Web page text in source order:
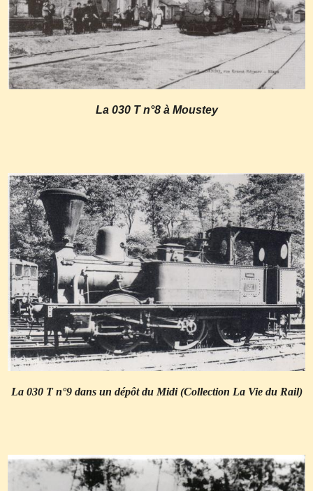
La 030 T n°8 à Moustey
La 030 T n°9 dans un dépôt du Midi (Collection La Vie du Rail)